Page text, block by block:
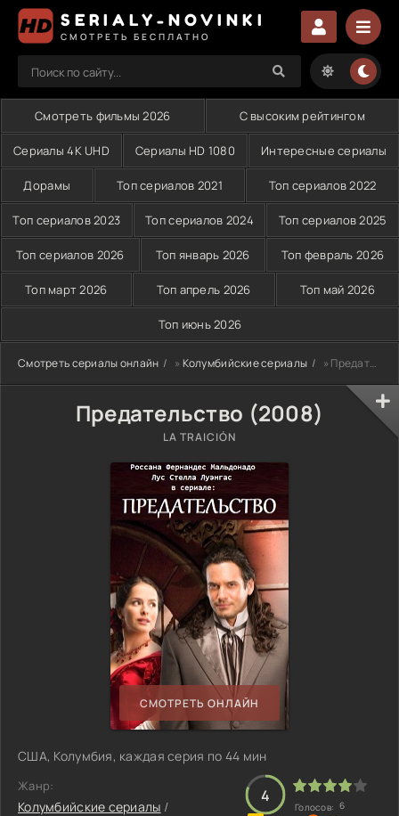
SERIALY-NOVINKI
СМОТРЕТЬ БЕСПЛАТНО
Смотреть фильмы 2026 С высоким рейтингом
Сериалы 4K UHD Сериалы HD 1080 Интересные сериалы
Дорамы Топ сериалов 2021 Топ сериалов 2022
Топ сериалов 2023 Топ сериалов 2024 Топ сериалов 2025
Топ сериалов 2026 Топ январь 2026 Топ февраль 2026
Топ март 2026 Топ апрель 2026 Топ май 2026
Топ июнь 2026
Смотреть сериалы онлайн » Колумбийские сериалы » Предательство (2008)
Предательство (2008)
LA TRAICIÓN
СМОТРЕТЬ ОНЛАЙН
США, Колумбия, каждая серия по 44 мин
Жанр:
Колумбийские сериалы /
4
Голосов: 6